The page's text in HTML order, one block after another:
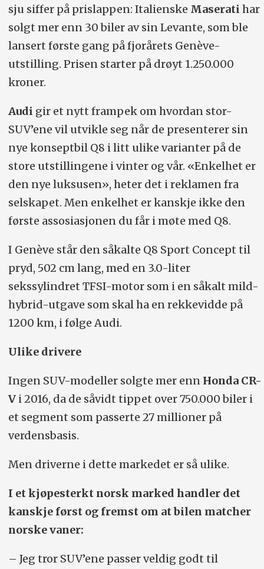
sju siffer på prislappen: Italienske Maserati har
solgt mer enn 30 biler av sin Levante, som ble
lansert første gang på fjorårets Genève-
utstilling. Prisen starter på drøyt 1.250.000
kroner.
Audi gir et nytt frampek om hvordan stor-
SUV’ene vil utvikle seg når de presenterer sin
nye konseptbil Q8 i litt ulike varianter på de
store utstillingene i vinter og vår. «Enkelhet er
den nye luksusen», heter det i reklamen fra
selskapet. Men enkelhet er kanskje ikke den
første assosiasjonen du får i møte med Q8.
I Genève står den såkalte Q8 Sport Concept til
pryd, 502 cm lang, med en 3.0-liter
sekssylindret TFSI-motor som i en såkalt mild-
hybrid-utgave som skal ha en rekkevidde på
1200 km, i følge Audi.
Ulike drivere
Ingen SUV-modeller solgte mer enn Honda CR-
Vi 2016, da de såvidt tippet over 750.000 biler i
et segment som passerte 27 millioner på
verdensbasis.
Men driverne i dette markedet er så ulike.
I et kjøpesterkt norsk marked handler det
kanskje først og fremst om at bilen matcher
norske vaner:
– Jeg tror SUV’ene passer veldig godt til